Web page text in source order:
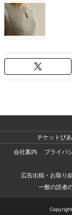
チケットぴあ
会社案内
プライバ
広告出稿・お取り
一般の読者